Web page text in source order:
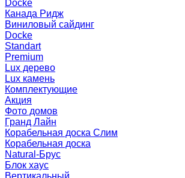
Docke
Канада Ридж
Виниловый сайдинг
Docke
Standart
Premium
Lux дерево
Lux камень
Комплектующие
Акция
Фото домов
Гранд Лайн
Корабельная доска Слим
Корабельная доска
Natural-Брус
Блок хаус
Вертикальный